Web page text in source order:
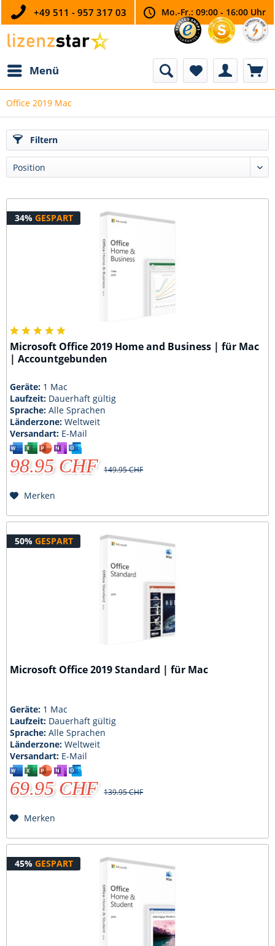
+49 511 - 957 317 03 Mo.-Fr.: 09:00 - 16:00 Uhr
Menü
Office 2019 Mac
Filtern
34% GESPART
Microsoft Office 2019 Home and Business | für Mac
| Accountgebunden
Geräte: 1 Mac
Laufzeit: Dauerhaft gültig
Sprache:Alle Sprachen
Länderzone:Weltweit
Versandart: E-Mail
98.95 CHF 149.95 CHF
Merken
50% GESPART
Microsoft Office 2019 Standard | für Mac
Geräte: 1 Mac
Laufzeit: Dauerhaft gültig
Sprache:Alle Sprachen
Länderzone:Weltweit
Versandart: E-Mail
69.95 CHF 139.95 CHF
Merken
45% GESPART